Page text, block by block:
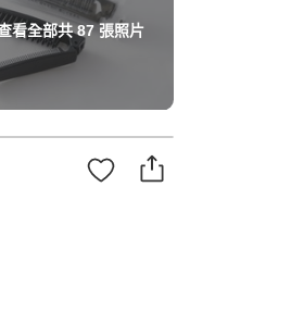
看全部共87張照片